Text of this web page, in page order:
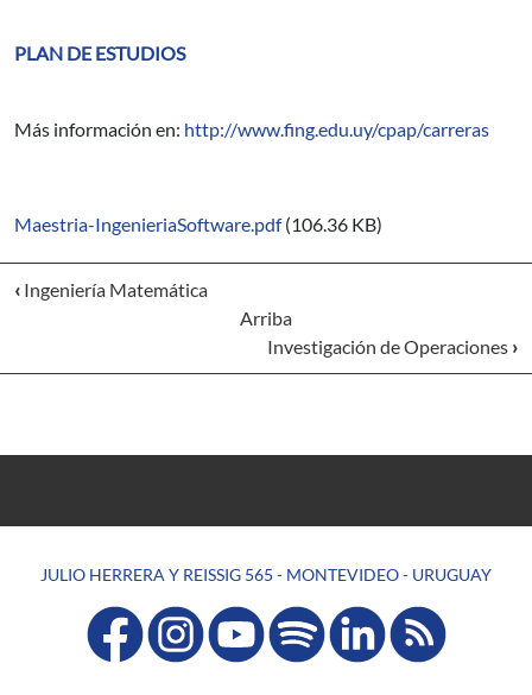
PLAN DE ESTUDIOS
Más información en: http://www.fing.edu.uy/cpap/carreras
Maestria-IngenieriaSoftware.pdf (106.36 KB)
‹ Ingeniería Matemática
Arriba
Investigación de Operaciones ›
JULIO HERRERA Y REISSIG 565 - MONTEVIDEO - URUGUAY